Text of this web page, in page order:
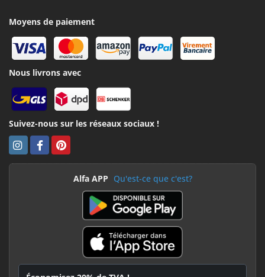
Moyens de paiement
Nous livrons avec
Suivez-nous sur les réseaux sociaux !
Alfa APP Qu'est-ce que c'est?